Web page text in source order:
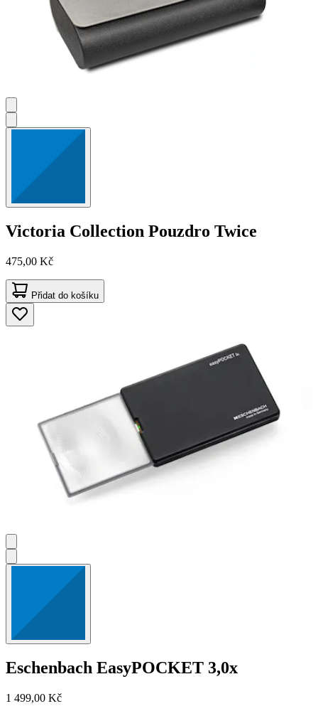
Victoria Collection Pouzdro Twice
475,00 Kč
Přidat do košíku
Eschenbach EasyPOCKET 3,0x
1 499,00 Kč